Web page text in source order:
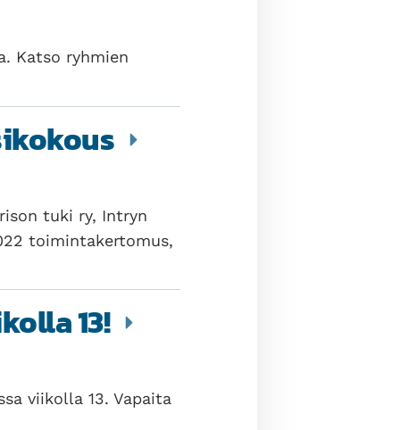
Katso ryhmien
tuki ry, Intryn
toimintakertomus,
13!
viikolla 13. Vapaita